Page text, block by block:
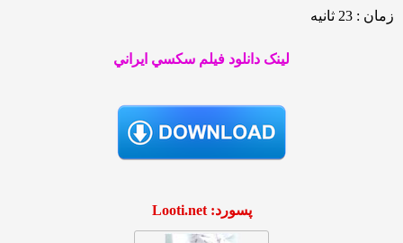
زمان : 23 ثانیه
لينک دانلود فيلم سکسي ايراني
پسورد: Looti.net